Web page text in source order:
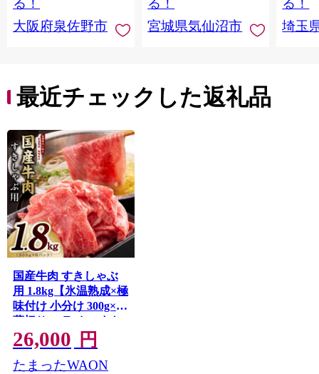
る！
大阪府泉佐野市
る！
宮城県気仙沼市
まみ
んのお
る！
埼玉
最近チェックした返礼品
国産牛肉 すきしゃぶ
用 1.8kg【氷温熟成×極
味付け 小分け 300g×6P
薄切り スライス すき
焼き しゃぶしゃぶ 訳
あり サイズ不揃い】
mrz0475
26,000 円
たまったWAON